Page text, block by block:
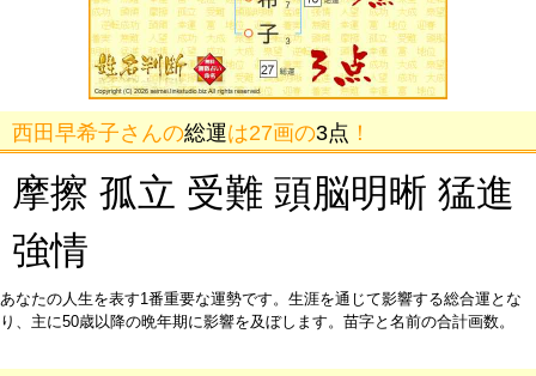
西田早希子さんの総運は27画の3点 ！
摩擦 孤立 受難 頭脳明晰 猛進
強情
あなたの人生を表す1番重要な運勢です。生涯を通じて影響する総合運とな
り、主に50歳以降の晩年期に影響を及ぼします。苗字と名前の合計画数。